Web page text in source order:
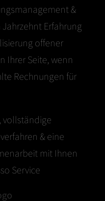
&
Erfahrung
offener
Ihrer Seite, wenn
Rechnungen für
vollständige
& eine
mit Ihnen
Service